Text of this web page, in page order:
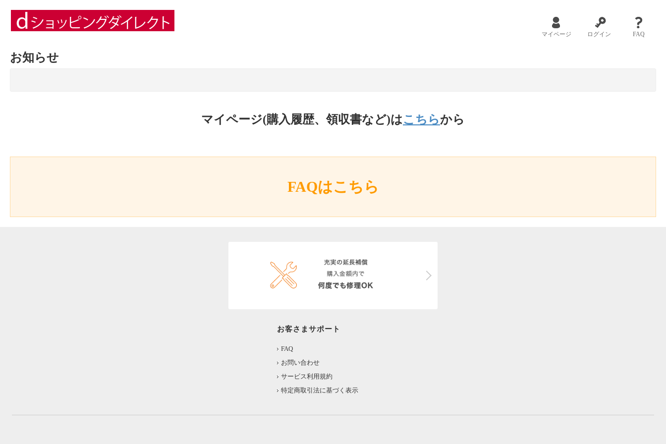
マイページ ログイン FAQ
お知らせ
マイページ(購入履歴、領収書など)はこちらから
FAQはこちら
お客さまサポート
FAQ
お問い合わせ
サービス利用規約
特定商取引法に基づく表示